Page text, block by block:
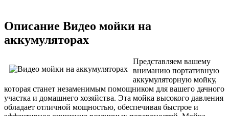
Описание Видео мойки на
аккумуляторах
Представляем вашему
вниманию портативную
аккумуляторную мойку,
которая станет незаменимым помощником для вашего дачного
участка и домашнего хозяйства. Эта мойка высокого давления
обладает отличной мощностью, обеспечивая быстрое и